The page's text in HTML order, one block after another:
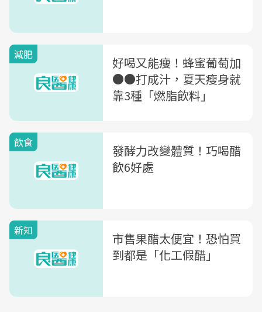
減肥
好喝又能瘦！蜂蜜葡萄加
●●打成汁，夏天瘦身就
靠3種「燃脂飲料」
飲食
發酵力改變體質！巧喝醋
飲6好處
新知
市售果醋太便宜！恐怕買
到都是「化工假醋」